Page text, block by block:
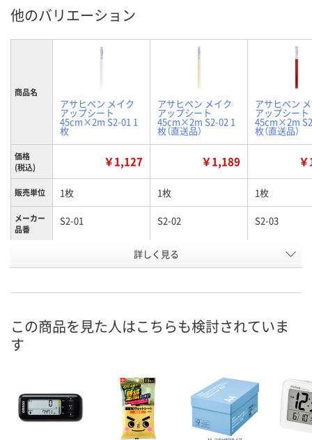
他のバリエーション
商品名
アサヒペン メイク
アップシート
45cm×2m S2-01 1
枚
アサヒペン メイク
アップシート
45cm×2m S2-02 1
枚（直送品）
アサヒペン
アップシート
45cm×2m
枚（直送品）
価格
(税込)
￥1,127 ￥1,189
販売単位 1枚 1枚 1枚
メーカー
品番
S2-01 S2-02 S2-03
X924342 X924345
8月24日（月）
カゴへ カゴへ カ
詳しく見る
この商品を見た人はこちらも検討されていま
す